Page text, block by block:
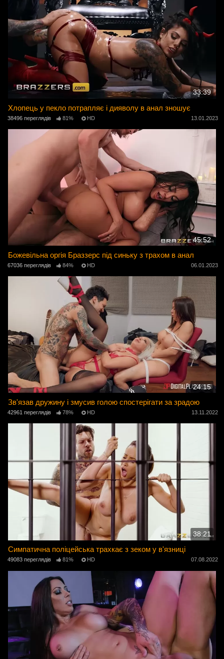
33:39
Хлопець у пекло потрапляє і дияволу в анал зношує
38496 переглядів 81% HD 13.01.2023
45:52
Божевільна оргія Браззерс під синьку з трахом в анал
67036 переглядів 84% HD 06.01.2023
24:15
Зв'язав дружину і змусив голою спостерігати за зрадою
42961 переглядів 78% HD 13.11.2022
38:21
Симпатична поліцейська трахкає з зеком у в'язниці
49083 переглядів 81% HD 07.08.2022